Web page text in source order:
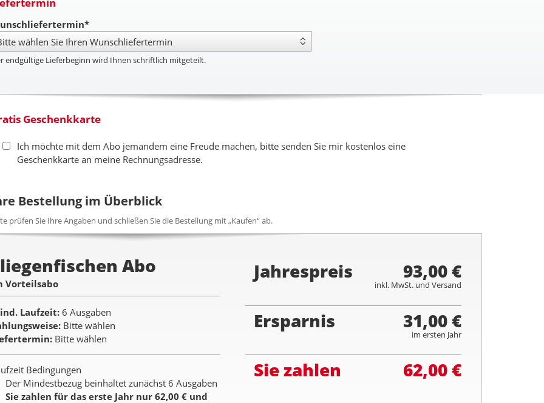
endgültige Lieferbeginn wird Ihnen schriftlich mitgeteilt.
Geschenkkarte
Ich möchte mit dem Abo jemandem eine Freude machen, bitte senden Sie mir kostenlos eine
Geschenkkarte an meine Rechnungsadresse.
Bestellung im Überblick
prüfen Sie Ihre Angaben und schließen Sie die Bestellung mit „Kaufen“ ab.
Abo
Vorteilsabo
Laufzeit 6 Ausgaben
Bitte wählen
Bitte wählen
Bedingungen
Der Mindestbezug beinhaltet zunächst 6 Ausgaben
Sie zahlen für das erste Jahr nur 62,00 € und
Jahrespreis 93,00 €
inkl. MwSt. und Versand
Ersparnis 31,00 €
im ersten Jahr
Sie zahlen 62,00 €